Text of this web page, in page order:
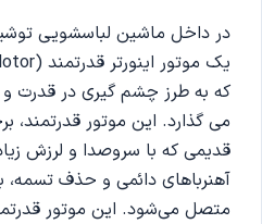
که به طرز چشم گیری در قدرت
می گذارد. این موتور قدرتمند،
قدیمی که با سروصدا و لرزش زیاد
آهنرباهای دائمی و حذف تسمه،